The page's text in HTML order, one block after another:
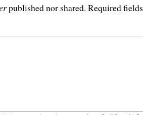
published nor shared. Required